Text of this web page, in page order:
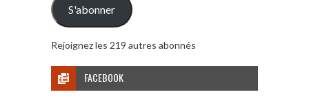
S'abonner
Rejoignez les 219 autres abonnés
FACEBOOK